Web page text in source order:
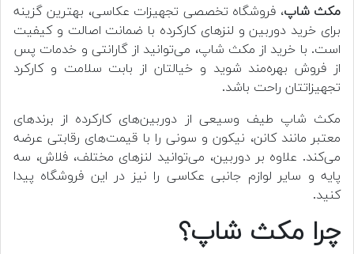
مکث شاپ، فروشگاه تخصصی تجهیزات عکاسی، بهترین گزینه
برای خرید دوربین و لنزهای کارکرده با ضمانت اصالت و کیفیت
است. با خرید از مکث شاپ، می‌توانید از گارانتی و خدمات پس
از فروش بهره‌مند شوید و خیالتان از بابت سلامت و کارکرد
تجهیزاتتان راحت باشد.
مکث شاپ طیف وسیعی از دوربین‌های کارکرده از برندهای
معتبر مانند کانن، نیکون و سونی را با قیمت‌های رقابتی عرضه
می‌کند. علاوه بر دوربین، می‌توانید لنزهای مختلف، فلاش، سه
پایه و سایر لوازم جانبی عکاسی را نیز در این فروشگاه پیدا
کنید.
چرا مکث شاپ؟